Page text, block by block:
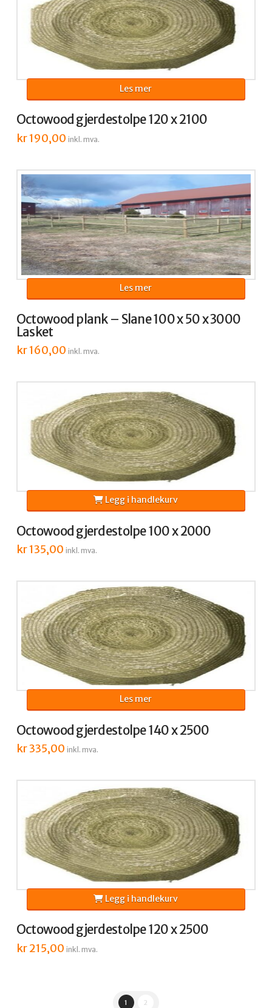
Octowood gjerdestolpe 120 x 2100
kr190,00 inkl. mva.
Les mer
Octowood plank – Slane 100 x 50 x 3000
Lasket
kr160,00 inkl. mva.
Les mer
Octowood gjerdestolpe 100 x 2000
kr135,00 inkl. mva.
Legg i handlekurv
Octowood gjerdestolpe 140 x 2500
kr335,00 inkl. mva.
Les mer
Octowood gjerdestolpe 120 x 2500
kr215,00 inkl. mva.
Legg i handlekurv
1 2